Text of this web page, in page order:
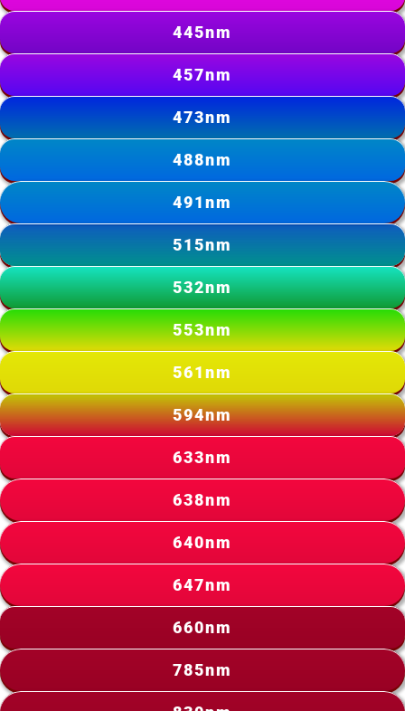
445nm
457nm
473nm
488nm
491nm
515nm
532nm
553nm
561nm
594nm
633nm
638nm
640nm
647nm
660nm
785nm